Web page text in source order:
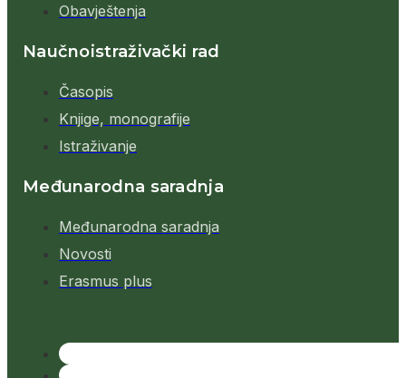
Obavještenja
Naučnoistraživački rad
Časopis
Knjige, monografije
Istraživanje
Međunarodna saradnja
Međunarodna saradnja
Novosti
Erasmus plus